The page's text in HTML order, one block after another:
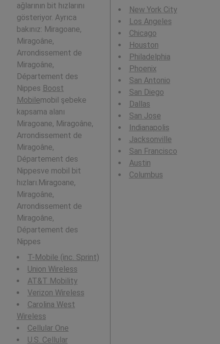
ağlarının bit hızlarını
gösteriyor. Ayrıca
bakınız: Miragoane,
Miragoâne,
Arrondissement de
Miragoâne,
Département des
Nippes Boost
Mobilemobil şebeke
kapsama alanı
Miragoane, Miragoâne,
Arrondissement de
Miragoâne,
Département des
Nippesve mobil bit
hızları.Miragoane,
Miragoâne,
Arrondissement de
Miragoâne,
Département des
Nippes
T-Mobile (inc. Sprint)
Union Wireless
AT&T Mobility
Verizon Wireless
Carolina West
Wireless
Cellular One
U.S. Cellular
New York City
Los Angeles
Chicago
Houston
Philadelphia
Phoenix
San Antonio
San Diego
Dallas
San Jose
Indianapolis
Jacksonville
San Francisco
Austin
Columbus